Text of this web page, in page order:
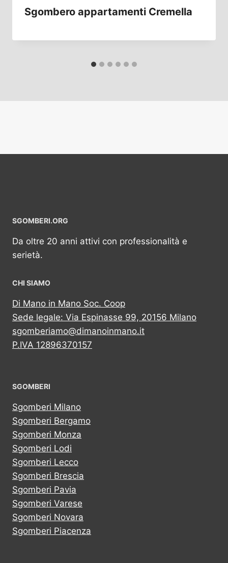
Sgombero appartamenti Cremella
SGOMBERI.ORG
Da oltre 20 anni attivi con professionalità e
serietà.
CHI SIAMO
Di Mano in Mano Soc. Coop
Sede legale: Via Espinasse 99, 20156 Milano
sgomberiamo@dimanoinmano.it
P.IVA 12896370157
SGOMBERI
Sgomberi Milano
Sgomberi Bergamo
Sgomberi Monza
Sgomberi Lodi
Sgomberi Lecco
Sgomberi Brescia
Sgomberi Pavia
Sgomberi Varese
Sgomberi Novara
Sgomberi Piacenza